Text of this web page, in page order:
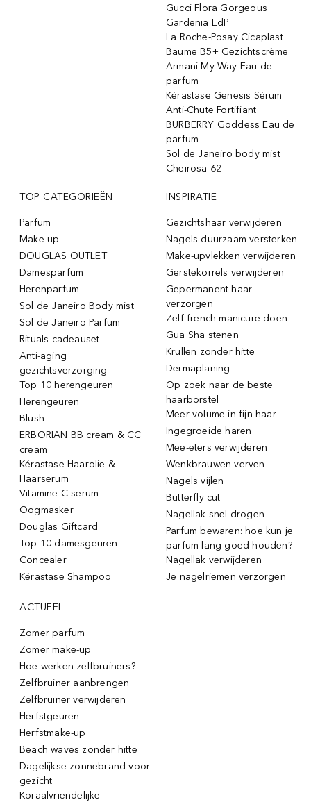
Gucci Flora Gorgeous
Gardenia EdP
La Roche-Posay Cicaplast
Baume B5+ Gezichtscrème
Armani My Way Eau de
parfum
Kérastase Genesis Sérum
Anti-Chute Fortifiant
BURBERRY Goddess Eau de
parfum
Sol de Janeiro body mist
Cheirosa 62
TOP CATEGORIEËN
Parfum
Make-up
DOUGLAS OUTLET
Damesparfum
Herenparfum
Sol de Janeiro Body mist
Sol de Janeiro Parfum
Rituals cadeauset
Anti-aging
gezichtsverzorging
Top 10 herengeuren
Herengeuren
Blush
ERBORIAN BB cream & CC
cream
Kérastase Haarolie &
Haarserum
Vitamine C serum
Oogmasker
Douglas Giftcard
Top 10 damesgeuren
Concealer
Kérastase Shampoo
INSPIRATIE
Gezichtshaar verwijderen
Nagels duurzaam versterken
Make-upvlekken verwijderen
Gerstekorrels verwijderen
Gepermanent haar
verzorgen
Zelf french manicure doen
Gua Sha stenen
Krullen zonder hitte
Dermaplaning
Op zoek naar de beste
haarborstel
Meer volume in fijn haar
Ingegroeide haren
Mee-eters verwijderen
Wenkbrauwen verven
Nagels vijlen
Butterfly cut
Nagellak snel drogen
Parfum bewaren: hoe kun je
parfum lang goed houden?
Nagellak verwijderen
Je nagelriemen verzorgen
ACTUEEL
Zomer parfum
Zomer make-up
Hoe werken zelfbruiners?
Zelfbruiner aanbrengen
Zelfbruiner verwijderen
Herfstgeuren
Herfstmake-up
Beach waves zonder hitte
Dagelijkse zonnebrand voor
gezicht
Koraalvriendelijke